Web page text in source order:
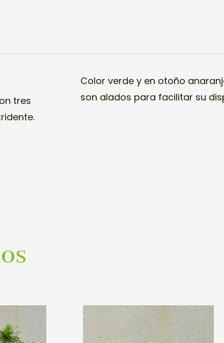
tres
Color verde y en otoño
son alados para facilitar su